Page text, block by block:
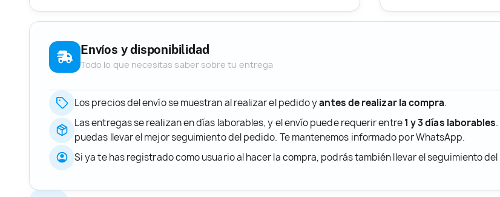
Envíos y disponibilidad
Todo lo que necesitas saber sobre tu entrega
Los precios del envío se muestran al realizar el pedido yantes de realizar la compra.
Las entregas se realizan en días laborables, y el envío puede requerir entre1 y 3 días laborables
puedas llevar el mejor seguimiento del pedido. Te mantenemos informado por WhatsApp.
Si ya te has registrado como usuario al hacer la compra, podrás también llevar el seguimiento